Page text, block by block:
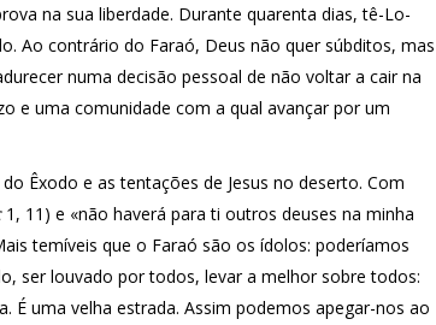
na sua liberdade. Durante quarenta dias, tê-Lo-
Ao contrário do Faraó, Deus não quer súbditos, mas
numa decisão pessoal de não voltar a cair na
e uma comunidade com a qual avançar por um
Êxodo e as tentações de Jesus no deserto. Com
1, 11) e «não haverá para ti outros deuses na minha
temíveis que o Faraó são os ídolos: poderíamos
ser louvado por todos, levar a melhor sobre todos:
uma velha estrada. Assim podemos apegar-nos ao